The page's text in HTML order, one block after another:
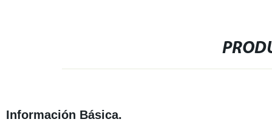
Información Básica.